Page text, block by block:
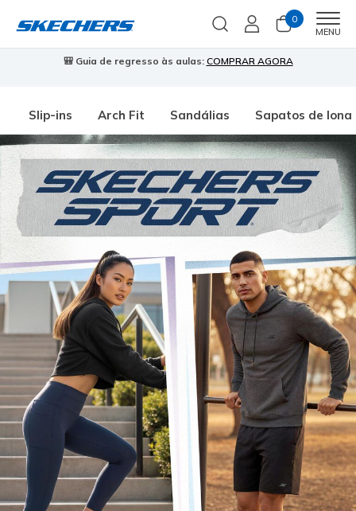
0
MENU
🎒 Guia de regresso às aulas: COMPRAR AGORA
Slip-ins Arch Fit Sandálias Sapatos de lona